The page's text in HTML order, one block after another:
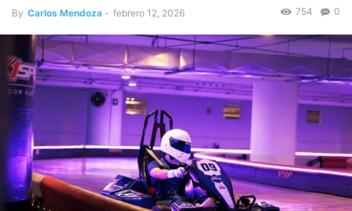
By Carlos Mendoza - febrero 12, 2026 0
754